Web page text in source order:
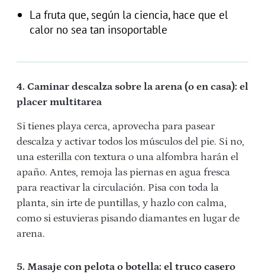
La fruta que, según la ciencia, hace que el
calor no sea tan insoportable
4. Caminar descalza sobre la arena (o en casa): el
placer multitarea
Si tienes playa cerca, aprovecha para pasear
descalza y activar todos los músculos del pie. Si no,
una esterilla con textura o una alfombra harán el
apaño. Antes, remoja las piernas en agua fresca
para reactivar la circulación. Pisa con toda la
planta, sin irte de puntillas, y hazlo con calma,
como si estuvieras pisando diamantes en lugar de
arena.
5. Masaje con pelota o botella: el truco casero